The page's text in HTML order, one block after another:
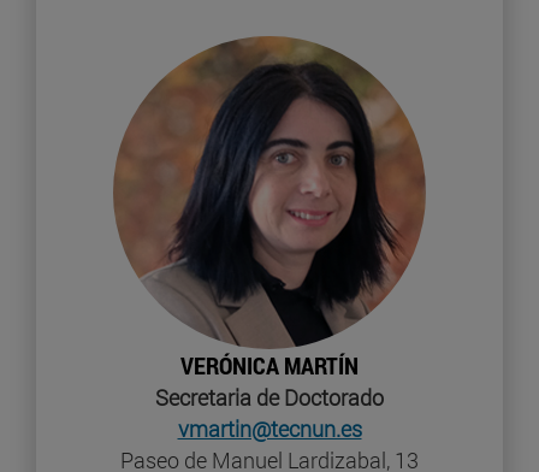
VERÓNICA MARTÍN
Secretaria de Doctorado
vmartin@tecnun.es
Paseo de Manuel Lardizabal, 13